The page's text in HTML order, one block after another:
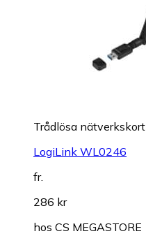
Trådlösa nätverkskort
LogiLink WL0246
fr.
286 kr
hos CS MEGASTORE